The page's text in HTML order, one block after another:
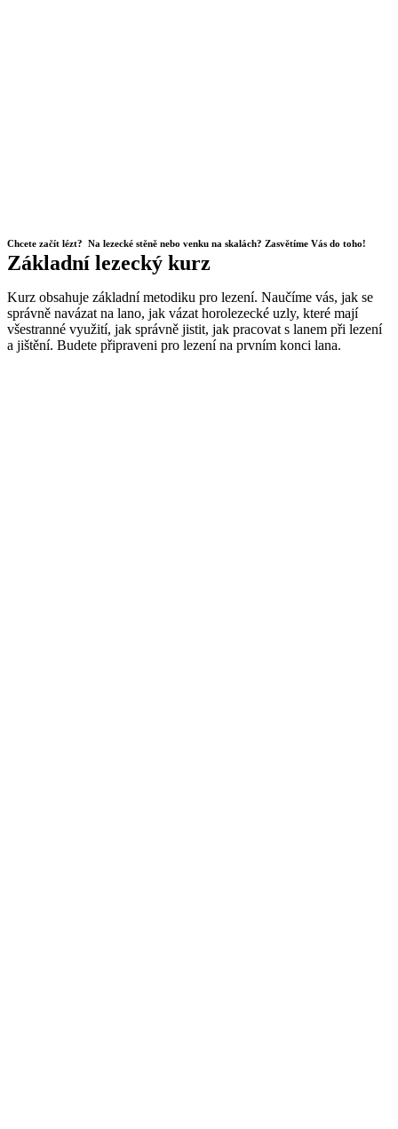
Chcete začít lézt? Na lezecké stěně nebo venku na skalách? Zasvětíme Vás do toho!
Základní lezecký kurz
Kurz obsahuje základní metodiku pro lezení. Naučíme vás, jak se
správně navázat na lano, jak vázat horolezecké uzly, které mají
všestranné využití, jak správně jistit, jak pracovat s lanem při lezení
a jištění. Budete připraveni pro lezení na prvním konci lana.